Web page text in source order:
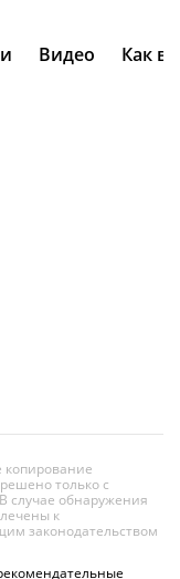
Видео Как
только с
случае обнаружения
к
законодательством